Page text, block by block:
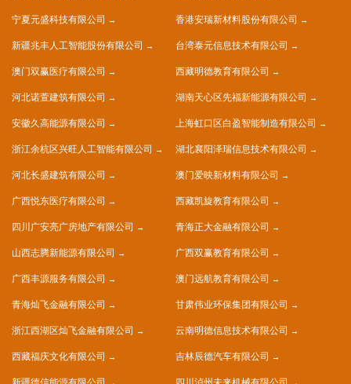
宁夏元盛科技有限公司 香港安瑞新材料股份有限公司
新疆兆丰人工智能股份有限公司 台湾泰元信息技术有限公司
澳门双赢医疗有限公司 西藏明德教育有限公司
河北诺萱建筑有限公司 湖南天心区先福新能源有限公司
安徽久高能源有限公司 上海虹口区白盈智能制造有限公司
浙江余杭区兴旺人工智能有限公司 湖北襄阳泽瑞信息技术有限公司
河北长盛建筑有限公司 澳门爱映新材料有限公司
广西悦东医疗有限公司 西藏凯旋教育有限公司
四川广安亮广房地产有限公司 青海正大金融有限公司
山西志腾新能源有限公司 广西双赢教育有限公司
广西丰源服务有限公司 澳门远航教育有限公司
青海灿飞金融有限公司 甘肃伟业环保集团有限公司
浙江西湖区灿飞金融有限公司 云南明德信息技术有限公司
西藏福庆文化有限公司 吉林辰德汽车有限公司